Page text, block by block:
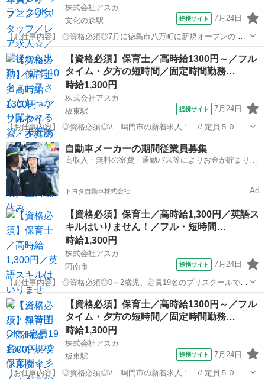
株式会社アスカ
文化の森駅
提携サイト 7月24日
【お仕事内容】 ◎資格必須◎7月に徳島市八万町に新規オープンの 児
童発達支援・放課後等デイサービス 「児童デイこころ＋」の オープニ
ングスタッフ求人です！ 派遣スタッフさん募集中です★ 平日は12時か
らスタートなので 朝は...
徳島 徳島市 文化の森駅 保育士
【資格必須】保育士／高時給1300円～／フル
タイム・夕方の短時間／固定時間勤務…
時給1,300円
株式会社アスカ
板東駅
提携サイト 7月24日
【お仕事内容】 ◎資格必須◎\\ 鳴門市の新着求人！ // 定員５０名
で約１６名（パート含む） の保育士で保育しています 園児数が各クラ
ス５～１５名でゆったりしています （ 仕事内容 ） ・登園・降園の
対応 ・日々の保育...
徳島 鳴門市 板東駅
自動車メーカーの期間従業員募集
高収入・無料の寮費・通勤バス等によりお金が貯まりや
トヨタ自動車株式会社 Ad
【資格必須】保育士／高時給1,300円／英語ス
キルはいりません！／フル・短時間…
時給1,300円
株式会社アスカ
阿南市
提携サイト 7月24日
【お仕事内容】 ◎資格必須◎0～2歳児、定員19名のプリスクールで
す！ 【仕事内容】 ・小規模保育園における 0歳児から2歳児の乳幼
児の保育全般 【勤務条件】 日数 週3日～5日 時間 8:30～17:30・
14:00...
徳島 保育士
【資格必須】保育士／高時給1300円～／フル
タイム・夕方の短時間／固定時間勤務…
時給1,300円
株式会社アスカ
板東駅
提携サイト 7月24日
【お仕事内容】 ◎資格必須◎\\ 鳴門市の新着求人！ // 定員５０名